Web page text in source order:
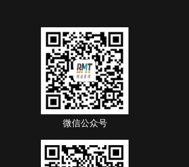
微信公众号